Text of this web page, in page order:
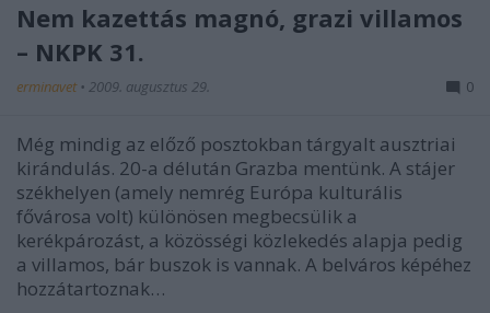
Nem kazettás magnó, grazi villamos
– NKPK 31.
erminavet • 2009. augusztus 29. 0
Még mindig az előző posztokban tárgyalt ausztriai
kirándulás. 20-a délután Grazba mentünk. A stájer
székhelyen (amely nemrég Európa kulturális
fővárosa volt) különösen megbecsülik a
kerékpározást, a közösségi közlekedés alapja pedig
a villamos, bár buszok is vannak. A belváros képéhez
hozzátartoznak…